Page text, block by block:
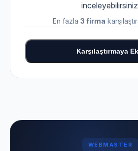
En fazla 3 firma
Karşılaştırmaya
WEBMASTER